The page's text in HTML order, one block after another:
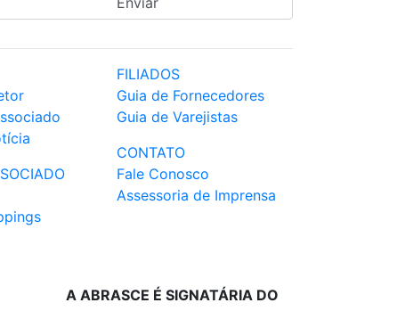
FILIADOS
Guia de Fornecedores
Guia de Varejistas
CONTATO
Fale Conosco
Assessoria de Imprensa
A ABRASCE É SIGNATÁRIA DO